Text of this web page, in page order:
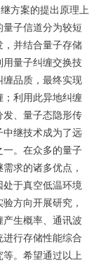
方案的提出原理上
子信道分为较短
并结合量子存储
量子纠缠交换技
品质，最终实现
利用此异地纠缠
、量子态隐形传
继技术成为了远
。在众多的量子
求的诸多优点，
于真空低温环境
方向开展研究，
生概率、通讯波
行存储性能综合
。希望通过以上